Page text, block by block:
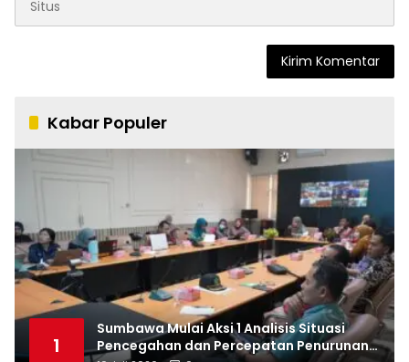
Kabar Populer
1
Sumbawa Mulai Aksi 1 Analisis Situasi
Pencegahan dan Percepatan Penurunan